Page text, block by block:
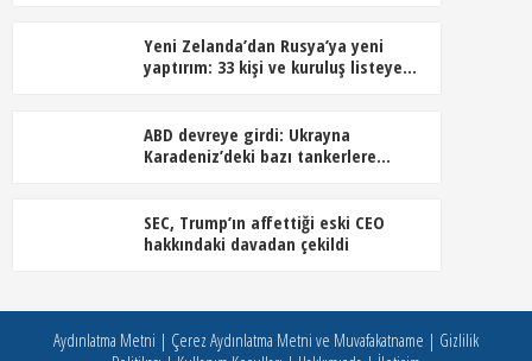
Yeni Zelanda’dan Rusya’ya yeni
yaptırım: 33 kişi ve kuruluş listeye
ABD devreye girdi: Ukrayna
Karadeniz’deki bazı tankerlere
SEC, Trump’ın affettiği eski CEO
hakkındaki davadan çekildi
Aydınlatma Metni | Çerez Aydınlatma Metni ve Muvafakatname | Gizlilik